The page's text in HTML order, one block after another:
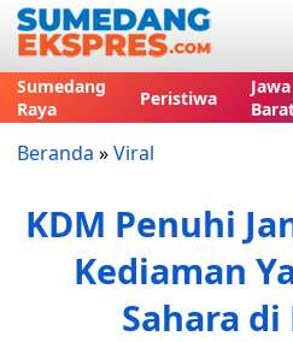
Sumedang
Raya
Peristiwa
Jawa
Beranda »Viral
KDM Penuhi
Kediaman
Sahara